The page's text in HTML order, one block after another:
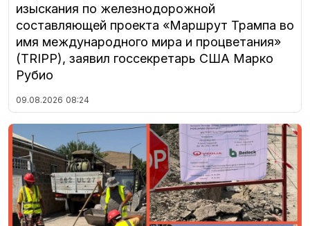
изыскания по железнодорожной
составляющей проекта «Маршрут Трампа во
имя международного мира и процветания»
(TRIPP), заявил госсекретарь США Марко
Рубио
09.08.2026 08:24